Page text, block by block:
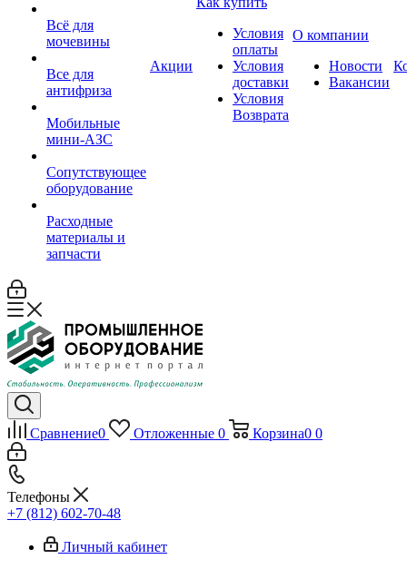
Всё для
мочевины
Все для
антифриза
Мобильные
мини-АЗС
Сопутствующее
оборудование
Расходные
материалы и
запчасти
Акции
Условия
оплаты
Условия
доставки
Условия
Возврата
О компании
Новости
Вакансии
Сравнение0 Отложенные 0 Корзина0 0
Телефоны
+7 (812) 602-70-48
Личный кабинет